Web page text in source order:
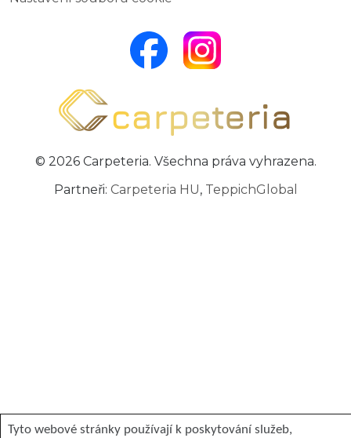
© 2026 Carpeteria. Všechna práva vyhrazena.
Partneři: Carpeteria HU, TeppichGlobal
Tyto webové stránky používají k poskytování služeb,